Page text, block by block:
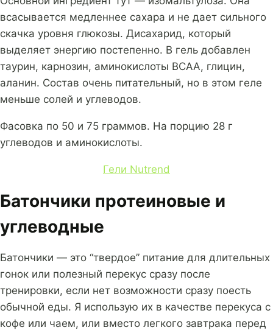
всасывается медленнее сахара и не дает сильного
скачка уровня глюкозы. Дисахарид, который
выделяет энергию постепенно. В гель добавлен
таурин, карнозин, аминокислоты BCAA, глицин,
аланин. Состав очень питательный, но в этом геле
меньше солей и углеводов.
Фасовка по 50 и 75 граммов. На порцию 28 г
углеводов и аминокислоты.
Гели Nutrend
Батончики протеиновые и
углеводные
Батончики — это “твердое” питание для длительных
гонок или полезный перекус сразу после
тренировки, если нет возможности сразу поесть
обычной еды. Я использую их в качестве перекуса с
кофе или чаем, или вместо легкого завтрака перед